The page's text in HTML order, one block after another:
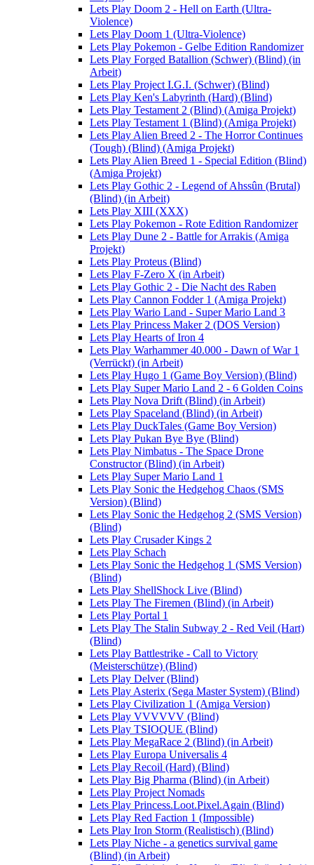
Lets Play Doom 2 - Hell on Earth (Ultra-
Violence)
Lets Play Doom 1 (Ultra-Violence)
Lets Play Pokemon - Gelbe Edition Randomizer
Lets Play Forged Batallion (Schwer) (Blind) (in
Arbeit)
Lets Play Project I.G.I. (Schwer) (Blind)
Lets Play Ken's Labyrinth (Hard) (Blind)
Lets Play Testament 2 (Blind) (Amiga Projekt)
Lets Play Testament 1 (Blind) (Amiga Projekt)
Lets Play Alien Breed 2 - The Horror Continues
(Tough) (Blind) (Amiga Projekt)
Lets Play Alien Breed 1 - Special Edition (Blind)
(Amiga Projekt)
Lets Play Gothic 2 - Legend of Ahssûn (Brutal)
(Blind) (in Arbeit)
Lets Play XIII (XXX)
Lets Play Pokemon - Rote Edition Randomizer
Lets Play Dune 2 - Battle for Arrakis (Amiga
Projekt)
Lets Play Proteus (Blind)
Lets Play F-Zero X (in Arbeit)
Lets Play Gothic 2 - Die Nacht des Raben
Lets Play Cannon Fodder 1 (Amiga Projekt)
Lets Play Wario Land - Super Mario Land 3
Lets Play Princess Maker 2 (DOS Version)
Lets Play Hearts of Iron 4
Lets Play Warhammer 40.000 - Dawn of War 1
(Verrückt) (in Arbeit)
Lets Play Hugo 1 (Game Boy Version) (Blind)
Lets Play Super Mario Land 2 - 6 Golden Coins
Lets Play Nova Drift (Blind) (in Arbeit)
Lets Play Spaceland (Blind) (in Arbeit)
Lets Play DuckTales (Game Boy Version)
Lets Play Pukan Bye Bye (Blind)
Lets Play Nimbatus - The Space Drone
Constructor (Blind) (in Arbeit)
Lets Play Super Mario Land 1
Lets Play Sonic the Hedgehog Chaos (SMS
Version) (Blind)
Lets Play Sonic the Hedgehog 2 (SMS Version)
(Blind)
Lets Play Crusader Kings 2
Lets Play Schach
Lets Play Sonic the Hedgehog 1 (SMS Version)
(Blind)
Lets Play ShellShock Live (Blind)
Lets Play The Firemen (Blind) (in Arbeit)
Lets Play Portal 1
Lets Play The Stalin Subway 2 - Red Veil (Hart)
(Blind)
Lets Play Battlestrike - Call to Victory
(Meisterschütze) (Blind)
Lets Play Delver (Blind)
Lets Play Asterix (Sega Master System) (Blind)
Lets Play Civilization 1 (Amiga Version)
Lets Play VVVVVV (Blind)
Lets Play TSIOQUE (Blind)
Lets Play MegaRace 2 (Blind) (in Arbeit)
Lets Play Europa Universalis 4
Lets Play Recoil (Hard) (Blind)
Lets Play Big Pharma (Blind) (in Arbeit)
Lets Play Project Nomads
Lets Play Princess.Loot.Pixel.Again (Blind)
Lets Play Red Faction 1 (Impossible)
Lets Play Iron Storm (Realistisch) (Blind)
Lets Play Niche - a genetics survival game
(Blind) (in Arbeit)